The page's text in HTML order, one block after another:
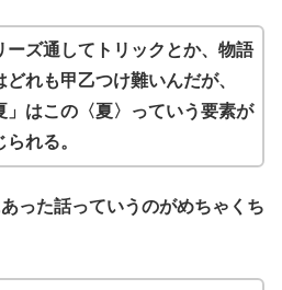
ーズ通してトリックとか、物語
れも甲乙つけ難いんだが、
」はこの〈夏〉っていう要素が
れる。
った話っていうのがめちゃくち